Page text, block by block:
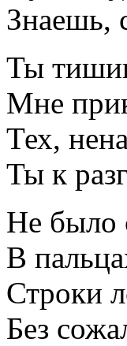
Знаешь,
Ты
Мне
Тех,
Ты к
Не было
В
Строки
Без